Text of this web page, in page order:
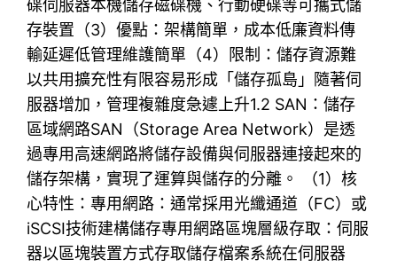
碟伺服器本機儲存磁碟機、行動硬碟等可攜式儲
存裝置（3）優點：架構簡單，成本低廉資料傳
輸延遲低管理維護簡單（4）限制：儲存資源難
以共用擴充性有限容易形成「儲存孤島」隨著伺
服器增加，管理複雜度急遽上升1.2 SAN：儲存
區域網路SAN（Storage Area Network）是透
過專用高速網路將儲存設備與伺服器連接起來的
儲存架構，實現了運算與儲存的分離。 （1）核
心特性：專用網路：通常採用光纖通道（FC）或
iSCSI技術建構儲存專用網路區塊層級存取：伺服
器以區塊裝置方式存取儲存檔案系統在伺服器